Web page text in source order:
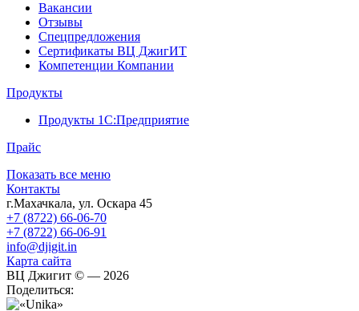
Вакансии
Отзывы
Спецпредложения
Сертификаты ВЦ ДжигИТ
Компетенции Компании
Продукты
Продукты 1С:Предприятие
Прайс
Показать все меню
Контакты
г.Махачкала, ул. Оскара 45
+7 (8722) 66-06-70
+7 (8722) 66-06-91
info@djigit.in
Карта сайта
ВЦ Джигит © — 2026
Поделиться: